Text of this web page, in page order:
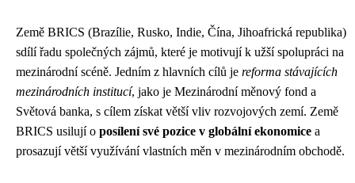
Země BRICS (Brazílie, Rusko, Indie, Čína, Jihoafrická republika)
sdílí řadu společných zájmů, které je motivují k užší spolupráci na
mezinárodní scéně. Jedním z hlavních cílů je reforma stávajících
mezinárodních institucí, jako je Mezinárodní měnový fond a
Světová banka, s cílem získat větší vliv rozvojových zemí. Země
BRICS usilují o posílení své pozice v globální ekonomice a
prosazují větší využívání vlastních měn v mezinárodním obchodě.